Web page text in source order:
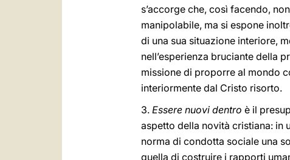
s’accorge che, così facendo,
manipolabile, ma si espone
di una sua situazione interiore,
nell’esperienza bruciante della
missione di proporre al mondo
interiormente dal Cristo risorto.
3. Essere nuovi dentro è il
aspetto della novità cristiana: in
norma di condotta sociale una
quella di costruire i rapporti